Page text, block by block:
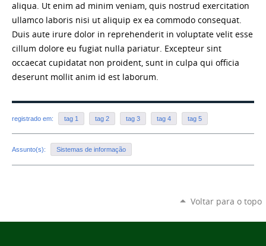
aliqua. Ut enim ad minim veniam, quis nostrud exercitation
ullamco laboris nisi ut aliquip ex ea commodo consequat.
Duis aute irure dolor in reprehenderit in voluptate velit esse
cillum dolore eu fugiat nulla pariatur. Excepteur sint
occaecat cupidatat non proident, sunt in culpa qui officia
deserunt mollit anim id est laborum.
registrado em: tag 1 tag 2 tag 3 tag 4 tag 5
Assunto(s): Sistemas de informação
Voltar para o topo